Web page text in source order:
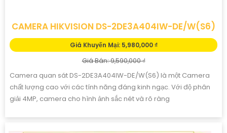
CAMERA HIKVISION DS-2DE3A404IW-DE/W(S6)
Giá Khuyến Mại: 5,980,000 ₫
Giá Bán: 9,590,000 ₫
Camera quan sát DS-2DE3A404IW-DE/W(S6) là một Camera
chất lượng cao với các tính năng đáng kinh ngạc. Với độ phân
giải 4MP, camera cho hình ảnh sắc nét và rõ ràng